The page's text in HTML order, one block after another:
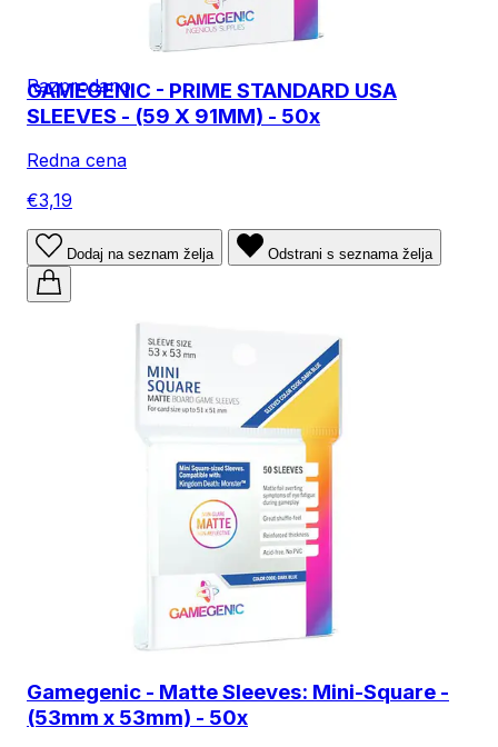
Razprodano
GAMEGENIC - PRIME STANDARD USA
SLEEVES - (59 X 91MM) - 50x
Redna cena
€3,19
Dodaj na seznam želja Odstrani s seznama želja
Gamegenic - Matte Sleeves: Mini-Square -
(53mm x 53mm) - 50x